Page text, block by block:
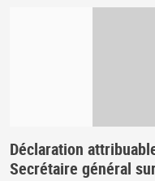
Déclaration
Secrétaire général